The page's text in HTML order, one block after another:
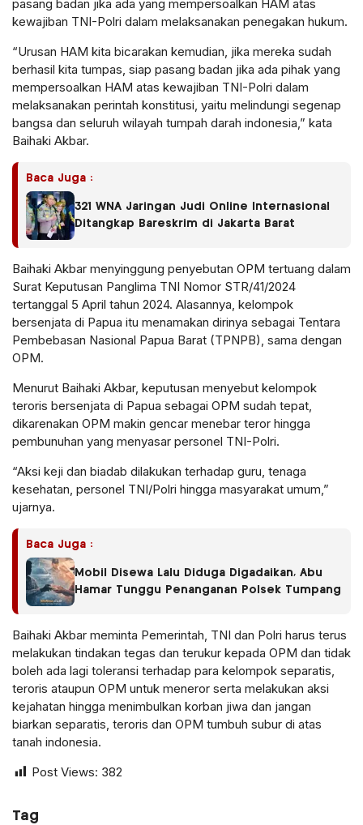
pasang badan jika ada yang mempersoalkan HAM atas
kewajiban TNI-Polri dalam melaksanakan penegakan hukum.
“Urusan HAM kita bicarakan kemudian, jika mereka sudah
berhasil kita tumpas, siap pasang badan jika ada pihak yang
mempersoalkan HAM atas kewajiban TNI-Polri dalam
melaksanakan perintah konstitusi, yaitu melindungi segenap
bangsa dan seluruh wilayah tumpah darah indonesia,” kata
Baihaki Akbar.
Baca Juga :
321 WNA Jaringan Judi Online Internasional
Ditangkap Bareskrim di Jakarta Barat
Baihaki Akbar menyinggung penyebutan OPM tertuang dalam
Surat Keputusan Panglima TNI Nomor STR/41/2024
tertanggal 5 April tahun 2024. Alasannya, kelompok
bersenjata di Papua itu menamakan dirinya sebagai Tentara
Pembebasan Nasional Papua Barat (TPNPB), sama dengan
OPM.
Menurut Baihaki Akbar, keputusan menyebut kelompok
teroris bersenjata di Papua sebagai OPM sudah tepat,
dikarenakan OPM makin gencar menebar teror hingga
pembunuhan yang menyasar personel TNI-Polri.
“Aksi keji dan biadab dilakukan terhadap guru, tenaga
kesehatan, personel TNI/Polri hingga masyarakat umum,”
ujarnya.
Baca Juga :
Mobil Disewa Lalu Diduga Digadaikan, Abu
Hamar Tunggu Penanganan Polsek Tumpang
Baihaki Akbar meminta Pemerintah, TNI dan Polri harus terus
melakukan tindakan tegas dan terukur kepada OPM dan tidak
boleh ada lagi toleransi terhadap para kelompok separatis,
teroris ataupun OPM untuk meneror serta melakukan aksi
kejahatan hingga menimbulkan korban jiwa dan jangan
biarkan separatis, teroris dan OPM tumbuh subur di atas
tanah indonesia.
Post Views: 382
Tag